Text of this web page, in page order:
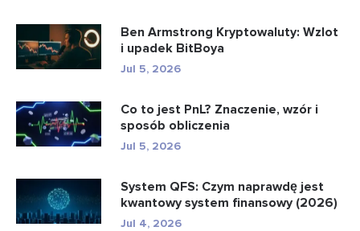
Ben Armstrong Kryptowaluty: Wzlot
i upadek BitBoya
Jul 5, 2026
Co to jest PnL? Znaczenie, wzór i
sposób obliczenia
Jul 5, 2026
System QFS: Czym naprawdę jest
kwantowy system finansowy (2026)
Jul 4, 2026